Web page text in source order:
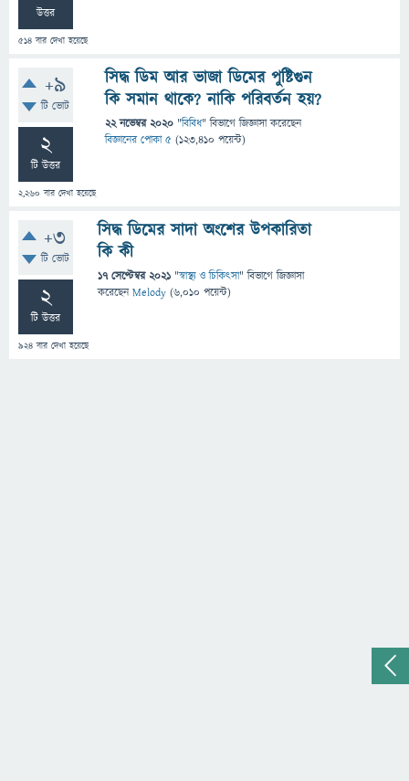
উত্তর
514 বার দেখা হয়েছে
+9
টি ভোট
2
টি উত্তর
2,260 বার দেখা হয়েছে
সিদ্ধ ডিম আর ভাজা ডিমের পুষ্টিগুন
কি সমান থাকে? নাকি পরিবর্তন হয়?
22 নভেম্বর 2020 "বিবিধ" বিভাগে জিজ্ঞাসাকরেছেন
বিজ্ঞানের পোকা ৫ (123,410 পয়েন্ট)
+3
টি ভোট
2
টি উত্তর
924 বার দেখা হয়েছে
সিদ্ধ ডিমের সাদা অংশের উপকারিতা
কি কী
17 সেপ্টেম্বর 2021 "স্বাস্থ্য ও চিকিৎসা" বিভাগে জিজ্ঞাসা
করেছেনMelody (6,010 পয়েন্ট)